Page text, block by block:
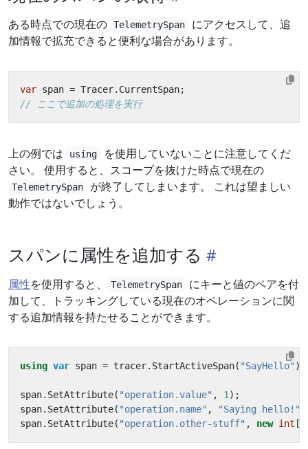
ある時点での現在の TelemetrySpan
にアクセスして、追
加情報で拡充できると便利な場合があります。
var span = Tracer. CurrentSpan;
// ここで追加の処理を実行
上の例では using
を使用していないことに注意してくだ
さい。 使用すると、スコープを抜けた時点で現在の
TelemetrySpan
が終了してしまいます。 これは望ましい
動作ではないでしょう。
スパンに属性を追加する
属性を使用すると、 TelemetrySpan
にキーと値のペアを付
加して、トラッキングしている現在のオペレーションに関
する追加情報を持たせることができます。
using var span = tracer. StartActiveSpan( "SayHello" );
span. SetAttribute( "operation.value" , 1 );
span. SetAttribute( "operation.name" , "Saying hello!"
span. SetAttribute( "operation.other-stuff" , new int []